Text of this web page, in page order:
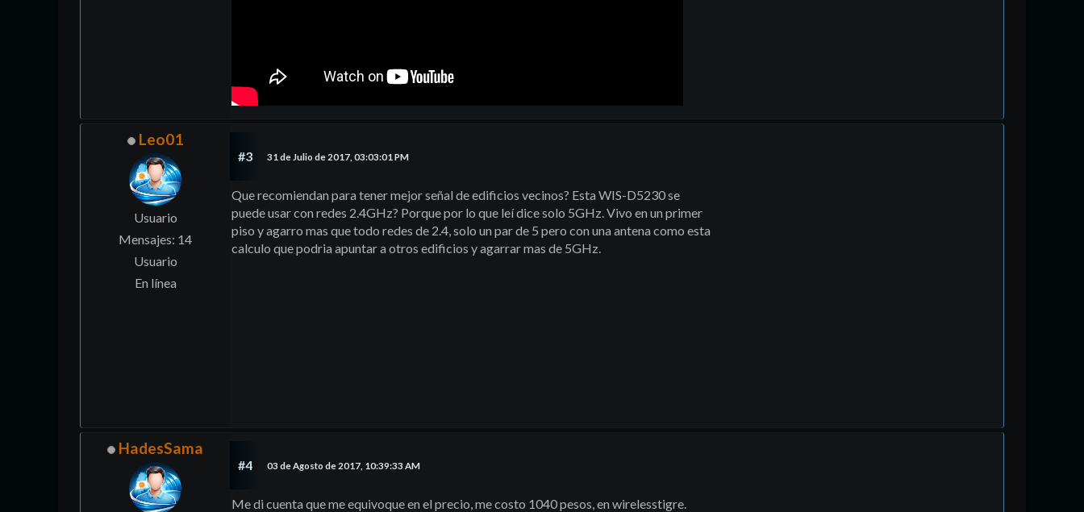
Leo01
Usuario
Mensajes: 14
Usuario
En línea
#3 31 de Julio de 2017, 03:03:01 PM
Que recomiendan para tener mejor señal de edificios vecinos? Esta WIS-D5230 se
puede usar con redes 2.4GHz? Porque por lo que leí dice solo 5GHz. Vivo en un primer
piso y agarro mas que todo redes de 2.4, solo un par de 5 pero con una antena como esta
calculo que podria apuntar a otros edificios y agarrar mas de 5GHz.
HadesSama
#4 03 de Agosto de 2017, 10:39:33 AM
Me di cuenta que me equivoque en el precio, me costo 1040 pesos, en wirelesstigre.